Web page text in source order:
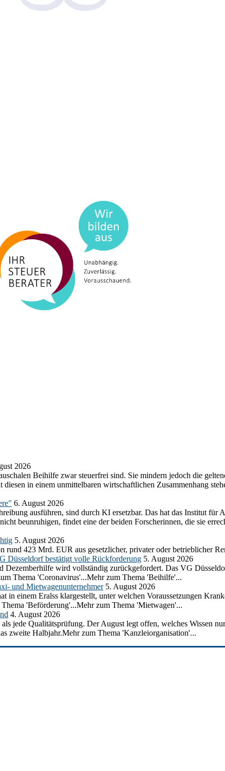
2026
Beihilfe zwar steuerfrei sind. Sie mindern jedoch die
in einem unmittelbaren wirtschaftlichen Zusammenhang
6. August 2026
ausführen, sind durch KI ersetzbar. Das hat das Institut
beunruhigen, findet eine der beiden Forscherinnen, die sie
5. August 2026
423 Mrd. EUR aus gesetzlicher, privater oder betrieblicher
Düsseldorf bestätigt volle Rückforderung 5. August 2026
wird vollständig zurückgefordert. Das VG
Thema 'Coronavirus'...Mehr zum Thema 'Beihilfe'...
und Mietwagenunternehmer 5. August 2026
einem Eralss klargestellt, unter welchen Voraussetzungen
'Beförderung'...Mehr zum Thema 'Mietwagen'...
4. August 2026
jede Qualitätsprüfung. Der August legt offen, welches Wissen
zweite Halbjahr.Mehr zum Thema 'Kanzleiorganisation'...